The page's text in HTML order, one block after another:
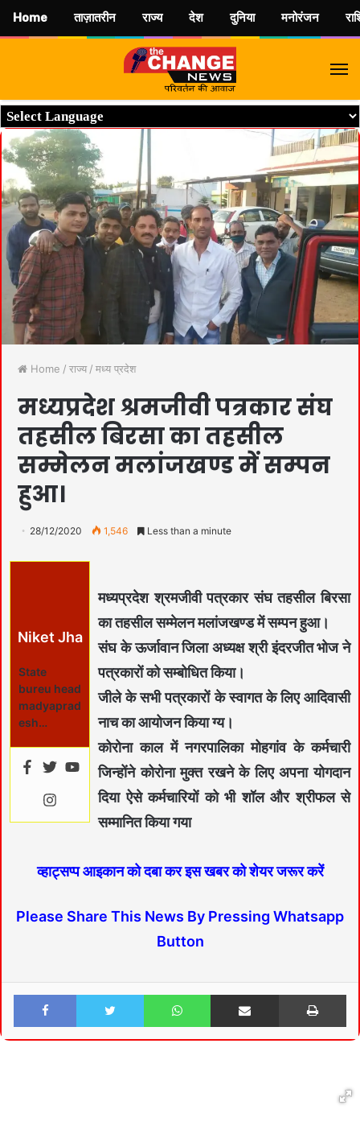
Home / राज्य / मध्य प्रदेश
मध्यप्रदेश श्रमजीवी पत्रकार संघ
तहसील बिरसा का तहसील
सम्मेलन मलांजखण्ड में सम्पन
हुआ।
28/12/2020 1,546 Less than a minute
Niket Jha
State
bureu head
madyaprad
esh…
मध्यप्रदेश श्रमजीवी पत्रकार संघ तहसील बिरसा
का तहसील सम्मेलन मलांजखण्ड में सम्पन हुआ।
संघ के ऊर्जावान जिला अध्यक्ष श्री इंदरजीत भोज ने
पत्रकारों को सम्बोधित किया।
जीले के सभी पत्रकारों के स्वागत के लिए आदिवासी
नाच का आयोजन किया ग्य।
कोरोना काल में नगरपालिका मोहगांव के कर्मचारी
जिन्होंने कोरोना मुक्त रखने के लिए अपना योगदान
दिया ऐसे कर्मचारियों को भी शॉल और श्रीफल से
सम्मानित किया गया
व्हाट्सप्प आइकान को दबा कर इस खबर को शेयर जरूर करें
Please Share This News By Pressing Whatsapp
Button
Facebook Twitter WhatsApp Share via Email Print
Home ताज़ातरीन राज्य देश दुनिया मनोरंजन